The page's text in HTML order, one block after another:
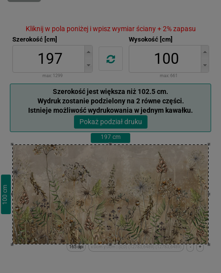
Kliknij w pola poniżej i wpisz wymiar ściany + 2% zapasu
Szerokość [cm]
max: 1299
Wysokość [cm]
max: 661
Szerokość jest większa niż 102.5 cm.
Wydruk zostanie podzielony na 2 równe części.
Istnieje możliwość wydrukowania w jednym kawałku.
Pokaż podział druku
197 cm
100
cm
+
-
x:0cm y:0cm | (0,0) (12783,6489) (12783,6489)
165 dpi